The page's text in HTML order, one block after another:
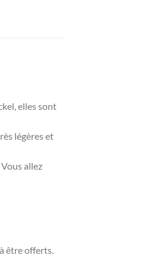
elles sont
légères et
allez
être offerts.